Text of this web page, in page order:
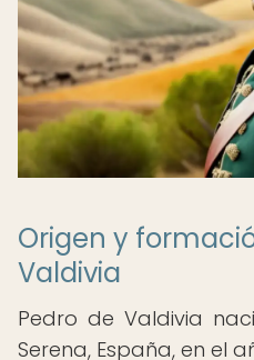
Origen y
Valdivia
Pedro de Valdivia
Serena, España, en el